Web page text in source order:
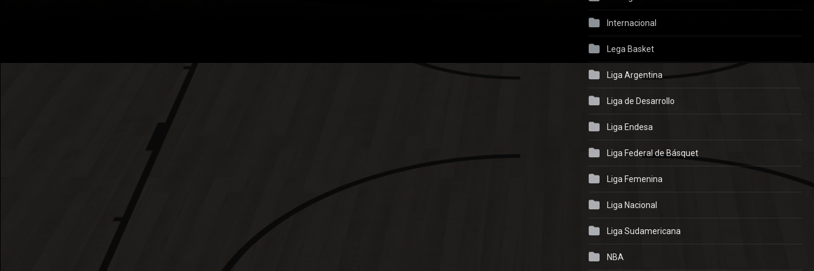
Internacional
Lega Basket
Liga Argentina
Liga de Desarrollo
Liga Endesa
Liga Federal de Básquet
Liga Femenina
Liga Nacional
Liga Sudamericana
NBA